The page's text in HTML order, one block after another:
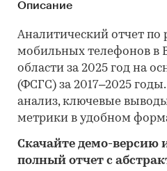
Описание
Аналитический отчет
мобильных телефонов в
области за 2025 год на
(ФСГС) за 2017–2025
анализ, ключевые
метрики в удобном
Скачайте демо-версию
полный отчет с